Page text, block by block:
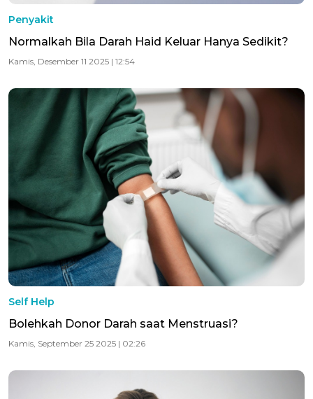
Penyakit
Normalkah Bila Darah Haid Keluar Hanya Sedikit?
Kamis, Desember 11 2025 | 12:54
Self Help
Bolehkah Donor Darah saat Menstruasi?
Kamis, September 25 2025 | 02:26